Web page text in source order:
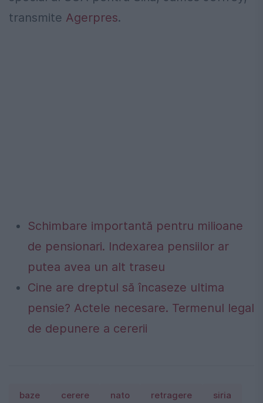
transmite Agerpres.
Schimbare importantă pentru milioane
de pensionari. Indexarea pensiilor ar
putea avea un alt traseu
Cine are dreptul să încaseze ultima
pensie? Actele necesare. Termenul legal
de depunere a cererii
baze cerere nato retragere siria